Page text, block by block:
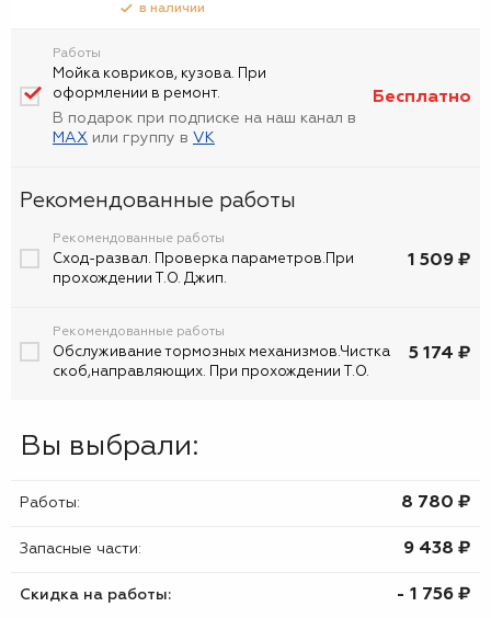
в наличии
Работы
Мойка ковриков, кузова. При
оформлении в ремонт.
В подарок при подписке на наш канал в
MAX или группу в VK
Бесплатно
Рекомендованные работы
Рекомендованные работы
Сход-развал. Проверка параметров.При
прохождении Т.О. Джип.
1 509 ₽
Рекомендованные работы
Обслуживание тормозных механизмов.Чистка
скоб,направляющих. При прохождении Т.О.
5 174 ₽
Вы выбрали:
Работы: 8 780 ₷
Запасные части: 9 438 ₷
Скидка на работы: - 1 756 ₷